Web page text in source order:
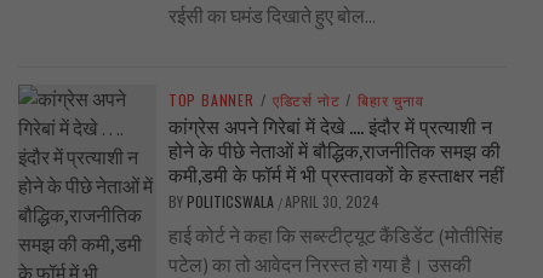
रईसी का घमंड दिखाते हुए बोल...
TOP BANNER / एडिटर्स नोट / बिहार चुनाव
कांग्रेस अपने गिरेबां में देखे …. इंदौर में प्रत्याशी न
होने के पीछे नेताओं में बौद्धिक,राजनीतिक समझ की
कमी,डमी के फॉर्म में भी प्रस्तावकों के हस्ताक्षर नहीं
BY POLITICSWALA /APRIL 30, 2024
हाई कोर्ट ने कहा कि सब्स्टीट्यूट कैंडिडेंट (मोतीसिंह
पटेल) का तो आवेदन निरस्त हो गया है। उसकी